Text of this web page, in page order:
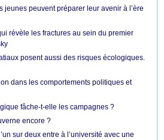
jeunes peuvent préparer leur avenir à l’ère
révèle les fractures au sein du premier
posent aussi des risques écologiques.
dans les comportements politiques et
fâche-t-elle les campagnes ?
encore ?
sur deux entre à l’université avec une